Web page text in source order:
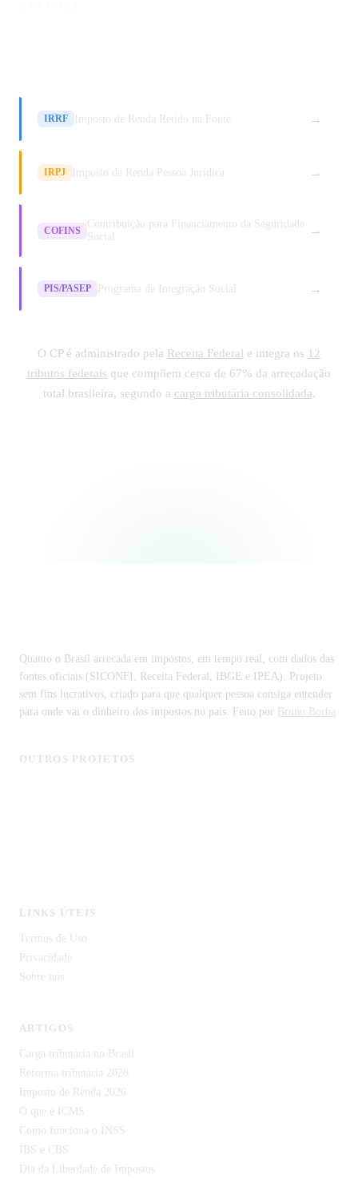
IRRF Imposto de Renda Retido na Fonte →
IRPJ Imposto de Renda Pessoa Jurídica →
COFINS
Contribuição para Financiamento da Seguridade
Social
→
PIS/PASEP Programa de Integração Social →
O CP é administrado pela Receita Federal e integra os 12
tributos federais que compõem cerca de 67% da arrecadação
total brasileira, segundo a carga tributária consolidada.
Quanto o Brasil arrecada em impostos, em tempo real, com dados das
fontes oficiais (SICONFI, Receita Federal, IBGE e IPEA). Projeto
sem fins lucrativos, criado para que qualquer pessoa consiga entender
para onde vai o dinheiro dos impostos no país. Feito por
Bruno Borba.
OUTROS PROJETOS
LINKS ÚTEIS
Termos de Uso
Privacidade
Sobre nós
ARTIGOS
Carga tributária no Brasil
Reforma tributária 2026
Imposto de Renda 2026
O que é ICMS
Como funciona o INSS
IBS e CBS
Dia da Liberdade de Impostos